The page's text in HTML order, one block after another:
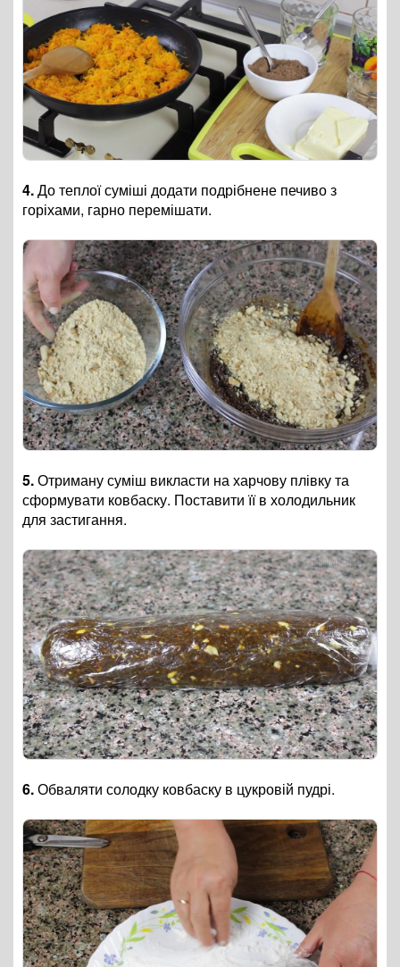
4.До теплої суміші додати подрібнене печиво з
горіхами, гарно перемішати.
5.Отриману суміш викласти на харчову плівку та
сформувати ковбаску. Поставити її в холодильник
для застигання.
6.Обваляти солодку ковбаску в цукровій пудрі.